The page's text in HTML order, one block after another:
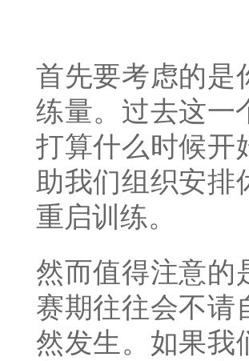
首先要考虑的是
练量。过去这一
打算什么时候开
助我们组织安排
重启训练。
然而值得注意的
赛期往往会不请
然发生。如果我